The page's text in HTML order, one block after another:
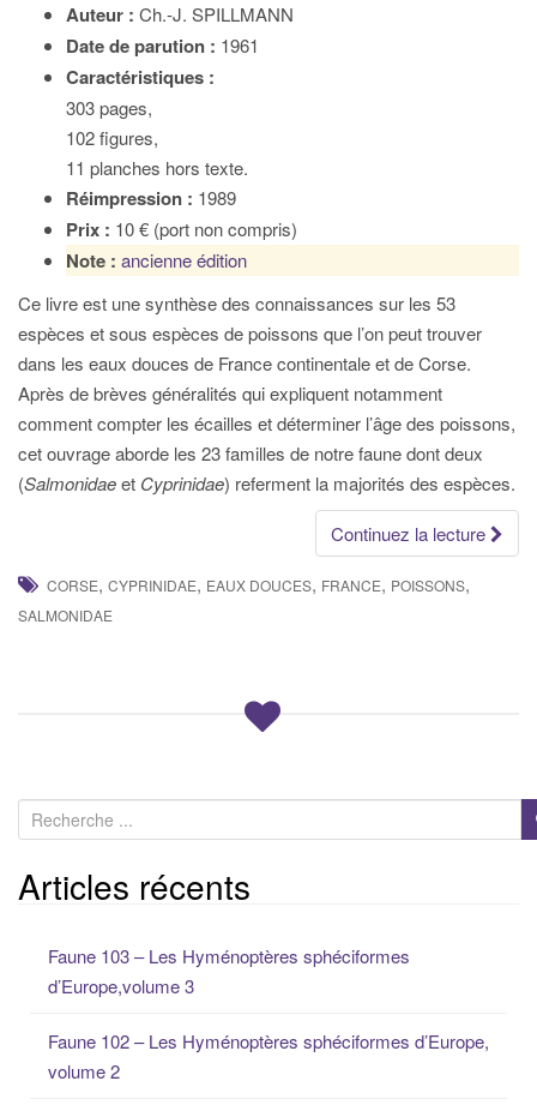
Auteur : Ch.-J. SPILLMANN
Date de parution : 1961
Caractéristiques :
303 pages,
102 figures,
11 planches hors texte.
Réimpression : 1989
Prix : 10 € (port non compris)
Note : ancienne édition
Ce livre est une synthèse des connaissances sur les 53
espèces et sous espèces de poissons que l’on peut trouver
dans les eaux douces de France continentale et de Corse.
Après de brèves généralités qui expliquent notamment
comment compter les écailles et déterminer l’âge des poissons,
cet ouvrage aborde les 23 familles de notre faune dont deux
(Salmonidaeet Cyprinidae) referment la majorités des espèces.
Continuez la lecture
CORSE, CYPRINIDAE, EAUX DOUCES, FRANCE, POISSONS,
SALMONIDAE
e
c
hArticles récents
Faune 103 – Les Hyménoptères sphéciformes
d’Europe,volume 3
Faune 102 – Les Hyménoptères sphéciformes d’Europe,
volume 2